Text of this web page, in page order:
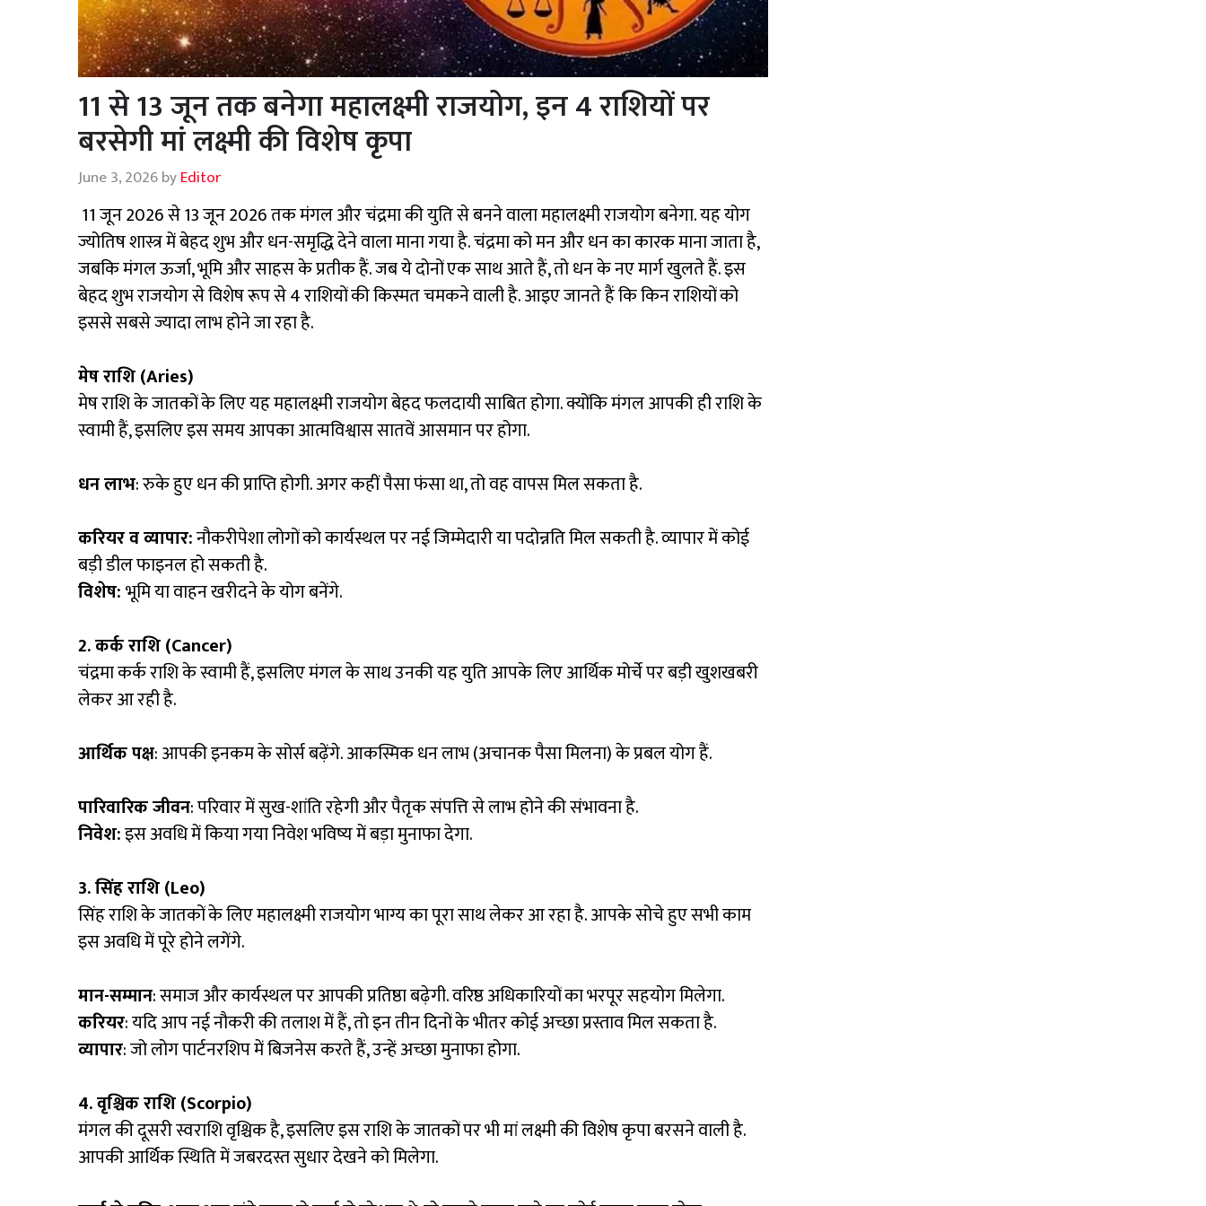
11 से 13 जून तक बनेगा महालक्ष्मी राजयोग, इन 4 राशियों पर
बरसेगी मां लक्ष्मी की विशेष कृपा
June 3, 2026byEditor
11 जून 2026 से 13 जून 2026 तक मंगल और चंद्रमा की युति से बनने वाला महालक्ष्मी राजयोग बनेगा. यह योग
ज्योतिष शास्त्र में बेहद शुभ और धन-समृद्धि देने वाला माना गया है. चंद्रमा को मन और धन का कारक माना जाता है,
जबकि मंगल ऊर्जा, भूमि और साहस के प्रतीक हैं. जब ये दोनों एक साथ आते हैं, तो धन के नए मार्ग खुलते हैं. इस
बेहद शुभ राजयोग से विशेष रूप से 4 राशियों की किस्मत चमकने वाली है. आइए जानते हैं कि किन राशियों को
इससे सबसे ज्यादा लाभ होने जा रहा है.
मेष राशि (Aries)
मेष राशि के जातकों के लिए यह महालक्ष्मी राजयोग बेहद फलदायी साबित होगा. क्योंकि मंगल आपकी ही राशि के
स्वामी हैं, इसलिए इस समय आपका आत्मविश्वास सातवें आसमान पर होगा.
धन लाभ: रुके हुए धन की प्राप्ति होगी. अगर कहीं पैसा फंसा था, तो वह वापस मिल सकता है.
करियर व व्यापार:नौकरीपेशा लोगों को कार्यस्थल पर नई जिम्मेदारी या पदोन्नति मिल सकती है. व्यापार में कोई
बड़ी डील फाइनल हो सकती है.
विशेष:भूमि या वाहन खरीदने के योग बनेंगे.
2. कर्क राशि (Cancer)
चंद्रमा कर्क राशि के स्वामी हैं, इसलिए मंगल के साथ उनकी यह युति आपके लिए आर्थिक मोर्चे पर बड़ी खुशखबरी
लेकर आ रही है.
आर्थिक पक्ष: आपकी इनकम के सोर्स बढ़ेंगे. आकस्मिक धन लाभ (अचानक पैसा मिलना) के प्रबल योग हैं.
पारिवारिक जीवन: परिवार में सुख-शांति रहेगी और पैतृक संपत्ति से लाभ होने की संभावना है.
निवेश:इस अवधि में किया गया निवेश भविष्य में बड़ा मुनाफा देगा.
3. सिंह राशि (Leo)
सिंह राशि के जातकों के लिए महालक्ष्मी राजयोग भाग्य का पूरा साथ लेकर आ रहा है. आपके सोचे हुए सभी काम
इस अवधि में पूरे होने लगेंगे.
मान-सम्मान: समाज और कार्यस्थल पर आपकी प्रतिष्ठा बढ़ेगी. वरिष्ठ अधिकारियों का भरपूर सहयोग मिलेगा.
करियर: यदि आप नई नौकरी की तलाश में हैं, तो इन तीन दिनों के भीतर कोई अच्छा प्रस्ताव मिल सकता है.
व्यापार: जो लोग पार्टनरशिप में बिजनेस करते हैं, उन्हें अच्छा मुनाफा होगा.
4. वृश्चिक राशि (Scorpio)
मंगल की दूसरी स्वराशि वृश्चिक है, इसलिए इस राशि के जातकों पर भी मां लक्ष्मी की विशेष कृपा बरसने वाली है.
आपकी आर्थिक स्थिति में जबरदस्त सुधार देखने को मिलेगा.